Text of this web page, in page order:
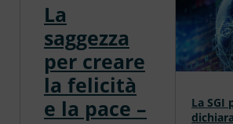
La
saggezza
per creare
la felicità
e la pace –
La SGI